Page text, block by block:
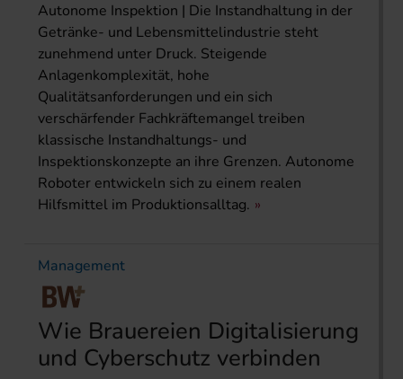
Autonome Inspektion | Die Instandhaltung in der
Getränke- und Lebensmittelindustrie steht
zunehmend unter Druck. Steigende
Anlagenkomplexität, hohe
Qualitätsanforderungen und ein sich
verschärfender Fachkräftemangel treiben
klassische Instandhaltungs- und
Inspektionskonzepte an ihre Grenzen. Autonome
Roboter entwickeln sich zu einem realen
Hilfsmittel im Produktionsalltag.
Management
Wie Brauereien Digitalisierung
und Cyberschutz verbinden